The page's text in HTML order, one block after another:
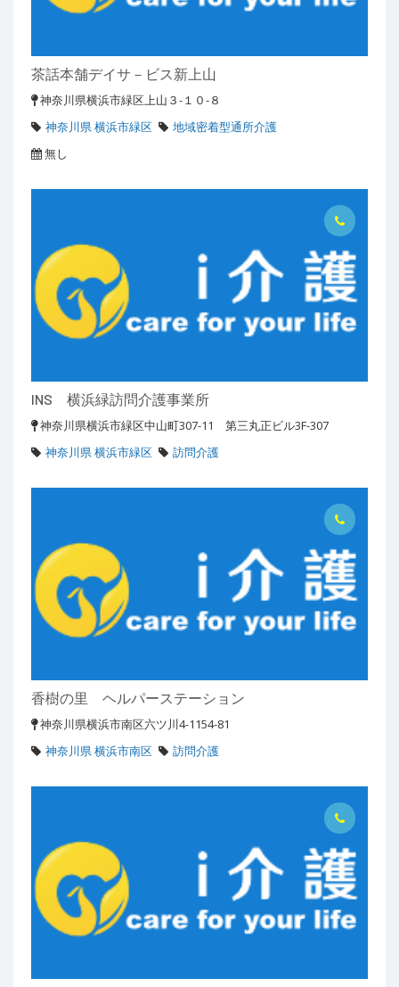
茶話本舗デイサ－ビス新上山
神奈川県横浜市緑区上山３-１０-８
神奈川県 横浜市緑区
地域密着型通所介護
無し
INS 横浜緑訪問介護事業所
神奈川県横浜市緑区中山町307-11 第三丸正ビル3F-307
神奈川県 横浜市緑区
訪問介護
香樹の里 ヘルパーステーション
神奈川県横浜市南区六ツ川4-1154-81
神奈川県 横浜市南区
訪問介護